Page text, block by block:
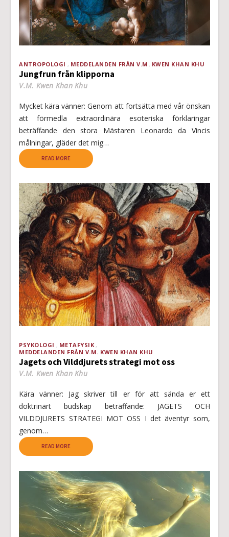
ANTROPOLOGI MEDDELANDEN FRÅN V.M. KWEN KHAN KHU
Jungfrun från klipporna
V.M. Kwen Khan Khu
Mycket kära vänner: Genom att fortsätta med vår önskan
att förmedla extraordinära esoteriska förklaringar
beträffande den stora Mästaren Leonardo da Vincis
målningar, gläder det mig…
READ MORE
PSYKOLOGI
METAFYSIK
MEDDELANDEN FRÅN V.M. KWEN KHAN KHU
Jagets och Vilddjurets strategi mot oss
V.M. Kwen Khan Khu
Kära vänner: Jag skriver till er för att sända er ett
doktrinärt budskap beträffande: JAGETS OCH
VILDDJURETS STRATEGI MOT OSS I det äventyr som,
genom…
READ MORE